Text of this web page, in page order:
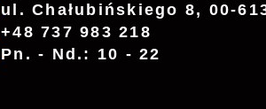
ul. Chałubińskiego 8, 00-
+48 737 983 218
Pn. - Nd.: 10 - 22